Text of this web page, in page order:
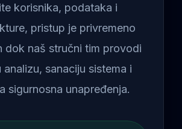
korisnika, podataka i
pristup je privremeno
dok naš stručni tim provodi
analizu, sanaciju sistema i
sigurnosna unapređenja.